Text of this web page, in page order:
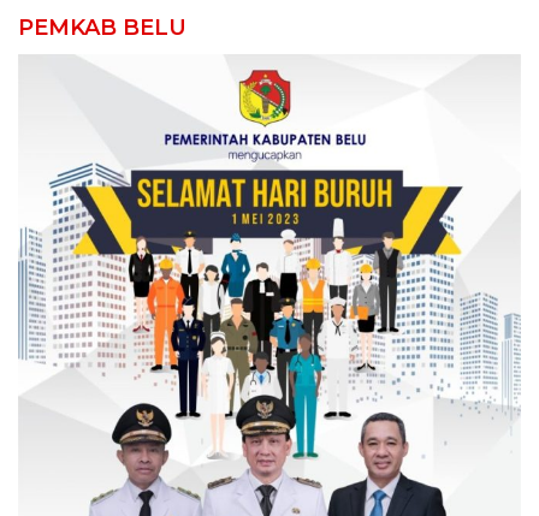
PEMKAB BELU